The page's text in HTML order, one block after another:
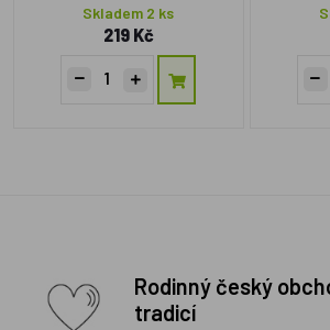
Skladem 2 ks
219 Kč
Rodinný český
tradicí